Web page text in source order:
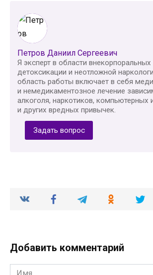
Петров Даниил Сергеевич
Я эксперт в области
детоксикации и неотложной
область работы включает в себя
и немедикаментозное лечение
алкоголя, наркотиков, компьютерных
и других вредных привычек.
Задать вопрос
Добавить комментарий
Имя